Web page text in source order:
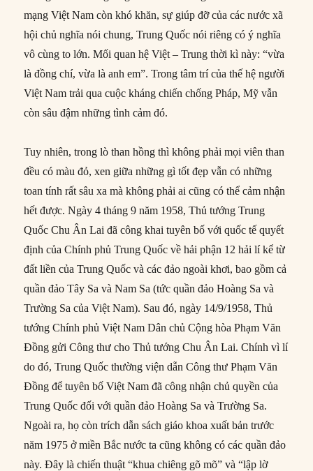
mạng Việt Nam còn khó khăn, sự giúp đỡ của các nước xã
hội chủ nghĩa nói chung, Trung Quốc nói riêng có ý nghĩa
vô cùng to lớn. Mối quan hệ Việt – Trung thời kì này: “vừa
là đồng chí, vừa là anh em”. Trong tâm trí của thế hệ người
Việt Nam trải qua cuộc kháng chiến chống Pháp, Mỹ vẫn
còn sâu đậm những tình cảm đó.
Tuy nhiên, trong lò than hồng thì không phải mọi viên than
đều có màu đỏ, xen giữa những gì tốt đẹp vẫn có những
toan tính rất sâu xa mà không phải ai cũng có thể cảm nhận
hết được. Ngày 4 tháng 9 năm 1958, Thủ tướng Trung
Quốc Chu Ân Lai đã công khai tuyên bố với quốc tế quyết
định của Chính phủ Trung Quốc về hải phận 12 hải lí kể từ
đất liền của Trung Quốc và các đảo ngoài khơi, bao gồm cả
quần đảo Tây Sa và Nam Sa (tức quần đảo Hoàng Sa và
Trường Sa của Việt Nam). Sau đó, ngày 14/9/1958, Thủ
tướng Chính phủ Việt Nam Dân chủ Cộng hòa Phạm Văn
Đồng gửi Công thư cho Thủ tướng Chu Ân Lai. Chính vì lí
do đó, Trung Quốc thường viện dẫn Công thư Phạm Văn
Đồng để tuyên bố Việt Nam đã công nhận chủ quyền của
Trung Quốc đối với quần đảo Hoàng Sa và Trường Sa.
Ngoài ra, họ còn trích dẫn sách giáo khoa xuất bản trước
năm 1975 ở miền Bắc nước ta cũng không có các quần đảo
này. Đây là chiến thuật “khua chiêng gõ mõ” và “lập lờ